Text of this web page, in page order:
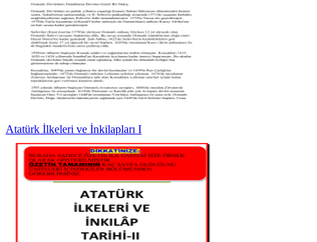
Atatürk İlkeleri ve İnkilapları I